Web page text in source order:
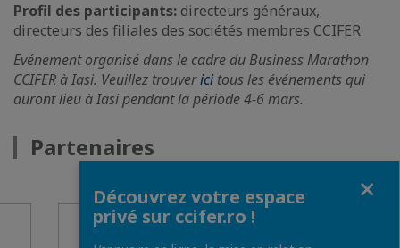
Profil des participants:directeurs généraux,
directeurs des filiales des sociétés membres CCIFER
Evénement organisé dans le cadre du Business Marathon
CCIFER à Iasi. Veuillez trouvericitous les événements qui
auront lieu à Iasi pendant la période 4-6 mars.
Partenaires
Découvrez votre espace
privé sur ccifer.ro !